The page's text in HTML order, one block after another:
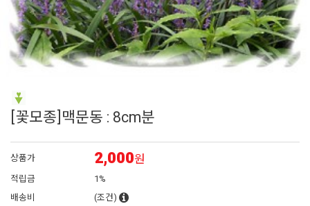
10 해바라기
[꽃모종]맥문동 : 8cm분
상품가 2,000원
적립금
1%
배송비
(조건)